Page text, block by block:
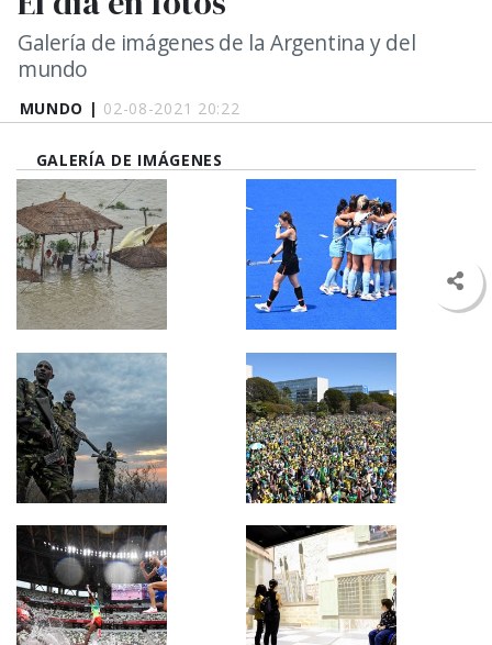
MUNDO | 02-08-2021 20:22
Galería de imágenes de la Argentina y del
mundo
GALERÍA DE IMÁGENES